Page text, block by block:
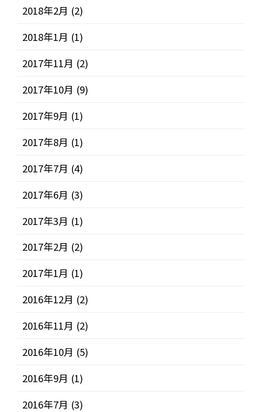
2018年2月 (2)
2018年1月 (1)
2017年11月 (2)
2017年10月 (9)
2017年9月 (1)
2017年8月 (1)
2017年7月 (4)
2017年6月 (3)
2017年3月 (1)
2017年2月 (2)
2017年1月 (1)
2016年12月 (2)
2016年11月 (2)
2016年10月 (5)
2016年9月 (1)
2016年7月 (3)